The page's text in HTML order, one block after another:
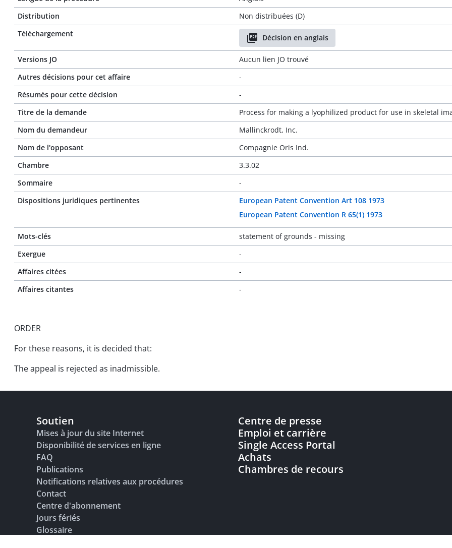
Distribution
Non distribuées (D)
Téléchargement
Décision en anglais
Versions JO
Aucun lien JO trouvé
Autres décisions pour cet affaire
-
Résumés pour cette décision
-
Titre de la demande
Process for making a lyophilized product for use in skeletal
Nom du demandeur
Mallinckrodt, Inc.
Nom de l'opposant
Compagnie Oris Ind.
Chambre
3.3.02
Sommaire
-
Dispositions juridiques pertinentes
European Patent Convention Art 108 1973
European Patent Convention R 65(1) 1973
Mots-clés
statement of grounds - missing
Exergue
-
Affaires citées
-
Affaires citantes
-
ORDER
For these reasons, it is decided that:
The appeal is rejected as inadmissible.
Soutien
Mises à jour du site Internet
Disponibilité de services en ligne
FAQ
Publications
Notifications relatives aux procédures
Contact
Centre d'abonnement
Jours fériés
Glossaire
Centre de presse
Emploi et carrière
Single Access Portal
Achats
Chambres de recours